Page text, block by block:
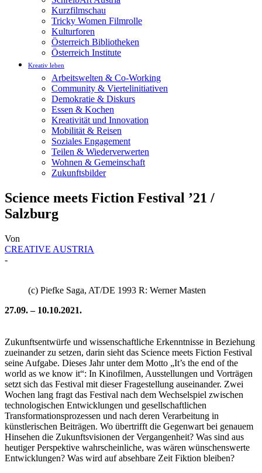
Kurzfilmschau
Tricky Women Filmrolle
Kulturforen
Österreich Bibliotheken
Österreich Institute
Kreativ leben
Arbeitswelten & Co-Working
Community & Viertelinitiativen
Demokratie & Diskurs
Essen & Kochen
Kreativität und Innovation
Mobilität & Reisen
Soziales Engagement
Teilen & Wiederverwerten
Wohnen & Gemeinschaft
Zukunftsbilder
Science meets Fiction Festival ’21 /
Salzburg
Von
CREATIVE AUSTRIA
-
(c) Piefke Saga, AT/DE 1993 R: Werner Masten
27.09. – 10.10.2021.
Zukunftsentwürfe und wissenschaftliche Erkenntnisse in Beziehung
zueinander zu setzen, darin sieht das Science meets Fiction Festival
seine Aufgabe. Dieses Jahr unter dem Motto „It’s the end of the
world as we know it“: In Kinofilmen, Ausstellungen und Vorträgen
setzt sich das Festival mit dieser Fragestellung auseinander. Zwei
Wochen lang fragt das Festival nach dem Wechselspiel zwischen
technologischen Entwicklungen und gesellschaftlichen
Transformationsprozessen und nach deren Verarbeitung in
künstlerischen Beiträgen. Wo übertrifft die Gegenwart bei genauem
Hinsehen die Zukunftsvisionen der Vergangenheit? Was sind aus
heutiger Perspektive wahrscheinliche, was wären wünschenswerte
Entwicklungen? Was wird auf absehbare Zeit Fiktion bleiben?